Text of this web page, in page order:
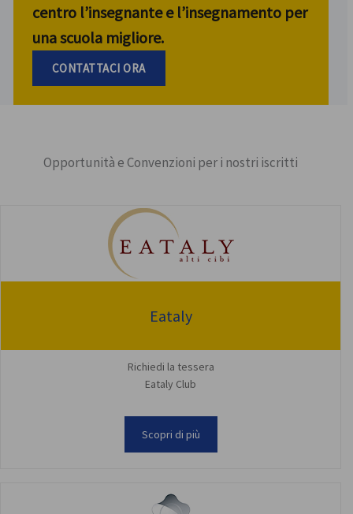
centro l’insegnante e l’insegnamento per
una scuola migliore.
CONTATTACI ORA
Opportunità e Convenzioni per i nostri iscritti
Eataly
Richiedi la tessera
Eataly Club
Scopri di più